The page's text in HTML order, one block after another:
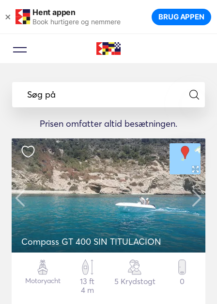
× Hent appen
Book hurtigere og nemmere BRUG APPEN
Søg på
Prisen omfatter altid besætningen.
Compass GT 400 SIN TITULACION
Motoryacht
13 ft
4 m
5 Krydstogt 0